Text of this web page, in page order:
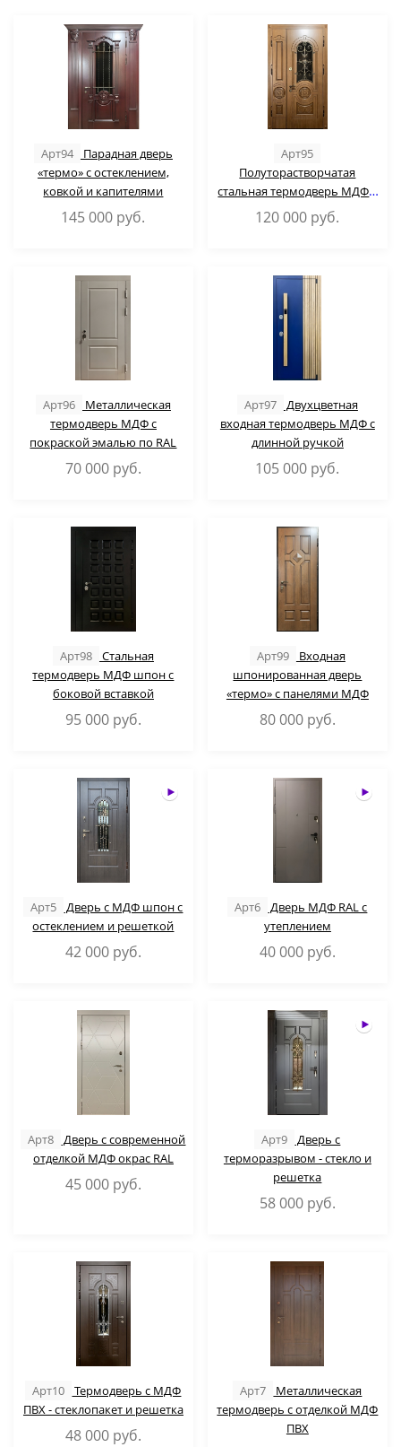
Арт94
Парадная дверь
«термо» с остеклением,
ковкой и капителями
145 000 руб.
Арт95
Полуторастворчатая
стальная термодверь МДФ с
ковкой и стеклопакетом
120 000 руб.
Арт96
Металлическая
термодверь МДФ с
покраской эмалью по RAL
70 000 руб.
Арт97
Двухцветная
входная термодверь МДФ с
длинной ручкой
105 000 руб.
Арт98
Стальная
термодверь МДФ шпон с
боковой вставкой
95 000 руб.
Арт99
Входная
шпонированная дверь
«термо» с панелями МДФ
80 000 руб.
Арт5
Дверь с МДФ шпон с
остеклением и решеткой
42 000 руб.
Арт6
Дверь МДФ RAL с
утеплением
40 000 руб.
Арт8
Дверь с современной
отделкой МДФ окрас RAL
45 000 руб.
Арт9
Дверь с
терморазрывом - стекло и
решетка
58 000 руб.
Арт10
Термодверь с МДФ
ПВХ - стеклопакет и решетка
48 000 руб.
Арт7
Металлическая
термодверь с отделкой МДФ
ПВХ